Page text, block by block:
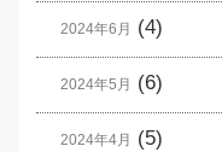
2024年6月 (4)
2024年5月 (6)
2024年4月 (5)